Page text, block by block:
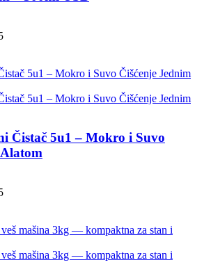
Čistač 5u1 – Mokro i Suvo